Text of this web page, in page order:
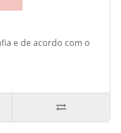
e de acordo com o